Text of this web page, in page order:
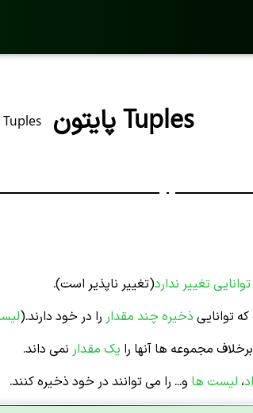
Tuples پایتون
توانایی تغییر ندارد(تغییر ناپذیر است).
توانایی ذخیره چند مقدار را در خود دارند.(
مجموعه ها آنها را یک مقدار نمی داند.
، لیست ها و... را می توانند در خود ذخیره کنند.